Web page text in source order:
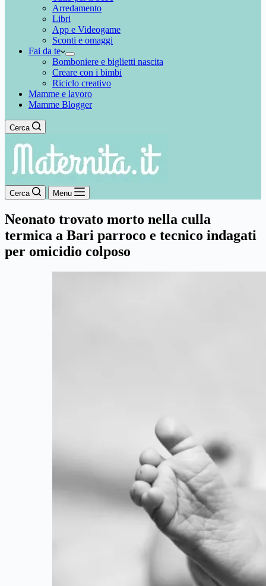
Arredamento
Libri
App e Videogame
Sconti e omaggi
Fai da te
Bomboniere e biglietti nascita
Creare con i bimbi
Riciclo creativo
Mamme e lavoro
Mamme Blogger
Cerca
Cerca Menu
Neonato trovato morto nella culla
termica a Bari parroco e tecnico indagati
per omicidio colposo